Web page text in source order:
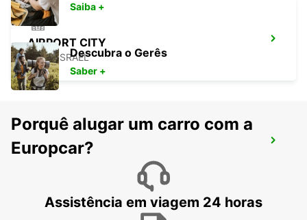
AIRPORT CITY
LOD - ISRAEL
RISHON LE'TZION
RISHON LEZION - ISRAEL
Saiba +
Descubra o Gerês
Saber +
Porquê alugar um carro com a
Europcar?
Assistência em viagem 24 horas